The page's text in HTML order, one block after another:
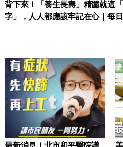
背下來！「養生長壽」精髓就這
字」，人人都應該牢記在心｜每日
最新消息！北市和平醫院護